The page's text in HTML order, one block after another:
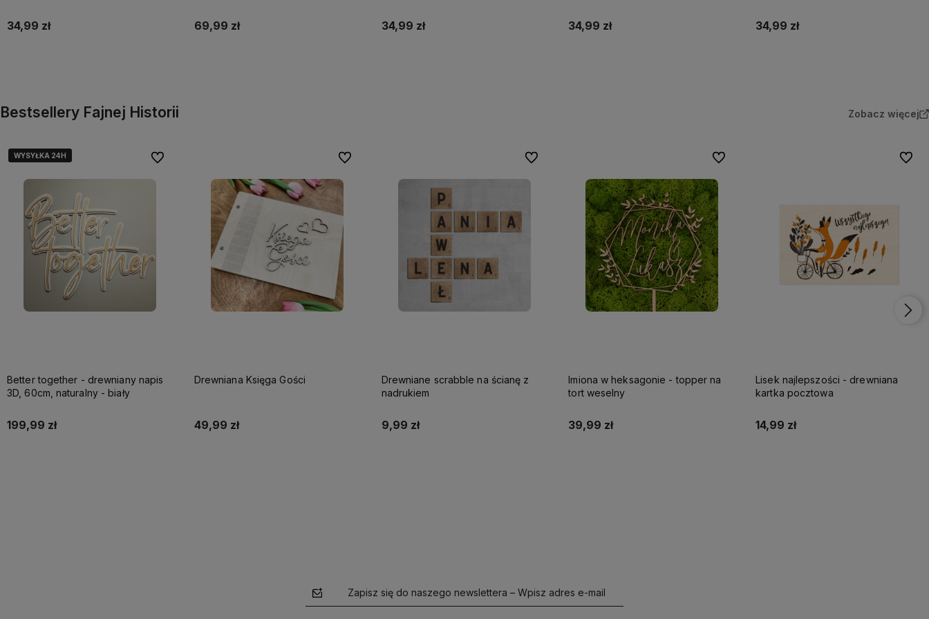
34,99 zł 69,99 zł 34,99 zł 34,99 zł 34,99 zł
Bestsellery Fajnej Historii Zobacz więcej
WYSYŁKA 24H
WYSYŁKA 24H
Better together - drewniany napis
3D, 60cm, naturalny - biały
199,99 zł
Do ulubionych
Drewniana Księga Gości
49,99 zł
Do ulubionych
Drewniane scrabble na ścianę z
nadrukiem
9,99 zł
Do ulubionych
Imiona w heksagonie - topper na
tort weselny
39,99 zł
Do ulubionych
Lisek najlepszości - drewniana
kartka pocztowa
14,99 zł
Do
Zapisz się do naszego newslettera – Wpisz adres e-mail